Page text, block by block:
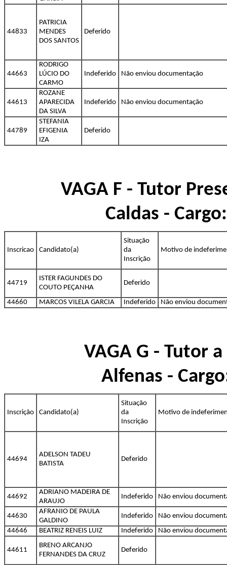
44833
PATRICIA
MENDES
DOS SANTOS
Deferido
44663
RODRIGO
LÚCIO DO
CARMO
Indeferido Não enviou documentação
44613
ROZANE
APARECIDA
DA SILVA
Indeferido Não enviou documentação
44789
STEFANIA
EFIGENIA
IZA
Deferido
VAGA F - Tutor
Caldas -
Inscricao Candidato(a)
Situação
da
Inscrição
Motivo de
44719
ISTER FAGUNDES DO
COUTO PEÇANHA
Deferido
44660 MARCOS VILELA GARCIA Indeferido Não enviou
VAGA G - Tutor
Alfenas -
Inscrição Candidato(a)
Situação
da
Inscrição
Motivo de
44694
ADELSON TADEU
BATISTA
Deferido
44692
ADRIANO MADEIRA DE
ARAUJO
Indeferido Não enviou
44630
AFRANIO DE PAULA
GALDINO
Indeferido
Não enviou
44646
BEATRIZ RENEIS LUIZ Indeferido Não enviou
44611
BRENO ARCANJO
FERNANDES DA CRUZ
Deferido